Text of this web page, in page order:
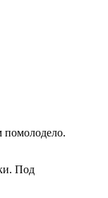
помолодело.
Под